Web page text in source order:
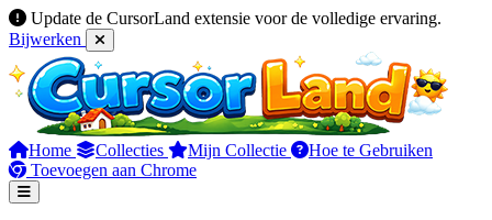
Update de CursorLand extensie voor de volledige ervaring.
Bijwerken
Home Collecties Mijn Collectie
Hoe te Gebruiken
Toevoegen aan Chrome